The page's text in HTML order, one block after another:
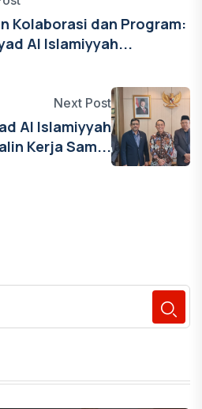
Kolaborasi dan Program:
Al Islamiyyah...
Next Post
Al Islamiyyah
Kerja Sam...